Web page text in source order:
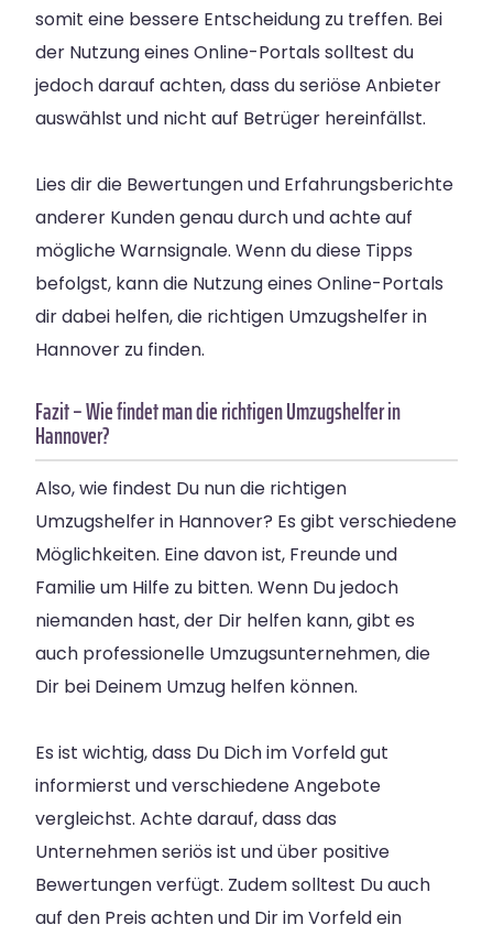
somit eine bessere Entscheidung zu treffen. Bei
der Nutzung eines Online-Portals solltest du
jedoch darauf achten, dass du seriöse Anbieter
auswählst und nicht auf Betrüger hereinfällst.
Lies dir die Bewertungen und Erfahrungsberichte
anderer Kunden genau durch und achte auf
mögliche Warnsignale. Wenn du diese Tipps
befolgst, kann die Nutzung eines Online-Portals
dir dabei helfen, die richtigen Umzugshelfer in
Hannover zu finden.
Fazit – Wie findet man die richtigen Umzugshelfer in
Hannover?
Also, wie findest Du nun die richtigen
Umzugshelfer in Hannover? Es gibt verschiedene
Möglichkeiten. Eine davon ist, Freunde und
Familie um Hilfe zu bitten. Wenn Du jedoch
niemanden hast, der Dir helfen kann, gibt es
auch professionelle Umzugsunternehmen, die
Dir bei Deinem Umzug helfen können.
Es ist wichtig, dass Du Dich im Vorfeld gut
informierst und verschiedene Angebote
vergleichst. Achte darauf, dass das
Unternehmen seriös ist und über positive
Bewertungen verfügt. Zudem solltest Du auch
auf den Preis achten und Dir im Vorfeld ein